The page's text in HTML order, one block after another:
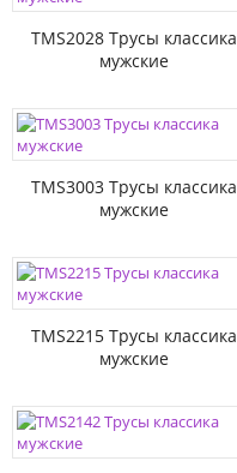
TMS2028 Трусы классика
мужские
TMS3003 Трусы классика
мужские
TMS2215 Трусы классика
мужские